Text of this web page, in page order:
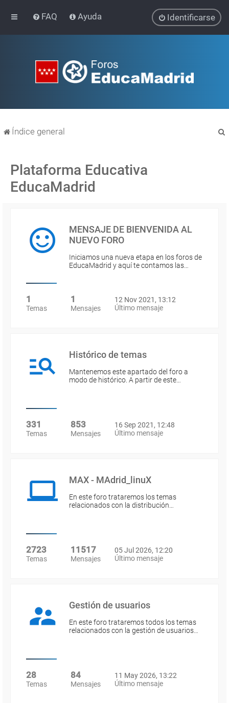
FAQ Ayuda Identificarse
Índice general
Plataforma Educativa
EducaMadrid
MENSAJE DE BIENVENIDA AL
NUEVO FORO
Iniciamos una nueva etapa en los foros de
EducaMadrid y aquí te contamos las…
1
Temas
1
Mensajes
12 Nov 2021, 13:12
Último mensaje
Histórico de temas
Mantenemos este apartado del foro a
modo de histórico. A partir de este…
331
Temas
853
Mensajes
16 Sep 2021, 12:48
Último mensaje
MAX - MAdrid_linuX
En este foro trataremos los temas
relacionados con la distribución…
2723
Temas
11517
Mensajes
05 Jul 2026, 12:20
Último mensaje
Gestión de usuarios
En este foro trataremos todos los temas
relacionados con la gestión de usuarios…
28
Temas
84
Mensajes
11 May 2026, 13:22
Último mensaje